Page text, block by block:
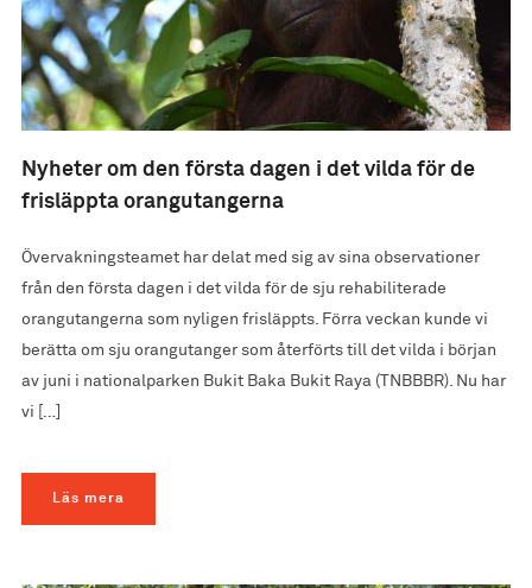
Nyheter om den första dagen i det vilda för de
frisläppta orangutangerna
Övervakningsteamet har delat med sig av sina observationer
från den första dagen i det vilda för de sju rehabiliterade
orangutangerna som nyligen frisläppts. Förra veckan kunde vi
berätta om sju orangutanger som återförts till det vilda i början
av juni i nationalparken Bukit Baka Bukit Raya (TNBBBR). Nu har
vi […]
Läs mera